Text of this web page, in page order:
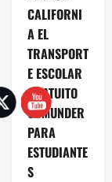
CALIFORNI
A EL
TRANSPORT
E ESCOLAR
GRATUITO
COMUNDER
PARA
ESTUDIANTE
S